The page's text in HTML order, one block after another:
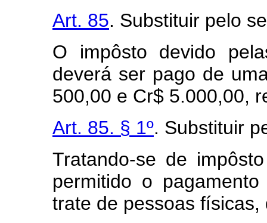
Art. 85. Substituir pelo
O impôsto devido
deverá ser pago de
500,00 e Cr$ 5.000,00,
Art. 85. § 1º. Substituir
Tratando-se de
permitido o
trate de pessoas